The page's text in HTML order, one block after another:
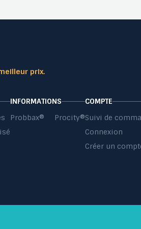
prix.
INFORMATIONS
Probbax®
Procity®
COMPTE
Suivi de
Connexion
Créer un